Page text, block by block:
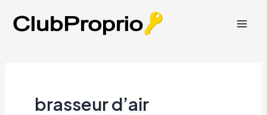
brasseur d’air